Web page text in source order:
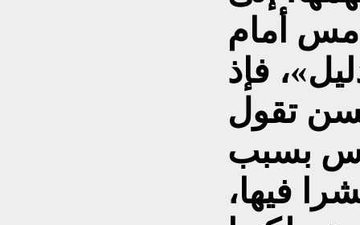
أمام
فإذ
تقول
بسبب
فيها،